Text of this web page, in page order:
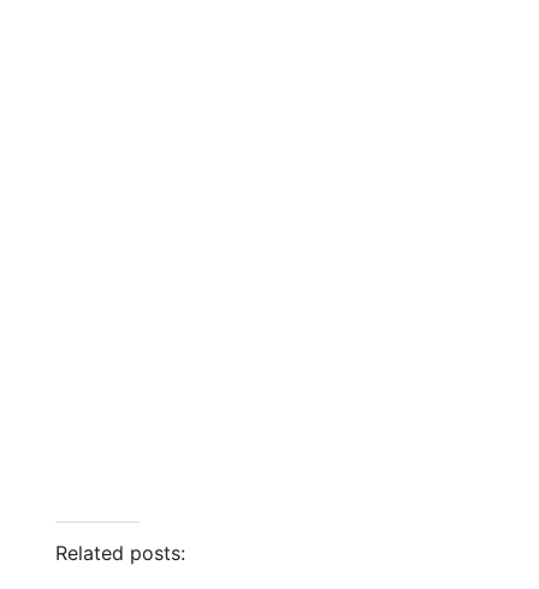
Related posts: